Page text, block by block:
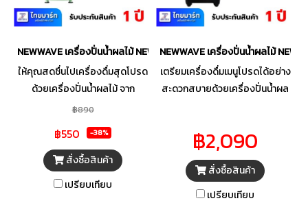
อย่างหอพัก หรือพื้นที่ที่มีอย่าง
NEWWAVE เครื่องปั่นน้ำผลไม้ NEWWAVE รุ่น BDP-350 1.8 ลิตร
ให้คุณสดชื่นไปเครื่องดื่มสุดโปรด
ด้วยเครื่องปั่นน้ำผลไม้ จาก
แบรนด์ NEWWAVE มาพร้อมการ
อย่างละเอียด ไม่ว่าจะปั่นซุปร้อน
สมูทตี้ เมล็ดถั่วธัญญาพืช หรือน้ำ
ผักผลไม้ต่าง ๆ ไปจนถึงเครื่องเทศ
และยังสามารถปรับระดับความเร็ว
฿890
฿550 -38%
สั่งซื้อสินค้า
เปรียบเทียบ
NEWWAVE เครื่องปั่นน้ำผลไม้
เตรียมเครื่องดื่มเมนูโปรดได้อย่าง
สะดวกสบายด้วยเครื่องปั่นน้ำผล
ความสดชื่นได้ง่าย ๆ ที่บ้าน ตอบ
โจทย์สำหรับคนรักสุขภาพ หรือชื่น
ชอบการดื่มน้ำผลไม้ได้เป็นอย่างดี
มาพร้อมฟังก์ชันการปั่นที่มีให้คุณ
฿2,090
สั่งซื้อสินค้า
เปรียบเทียบ